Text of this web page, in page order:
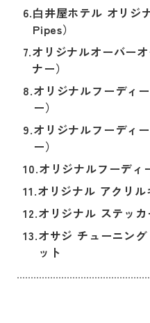
6.⽩井屋ホテル オリジ
Pipes）
7.オリジナルオーバー
ナー）
8.オリジナルフーディ
ー）
9.オリジナルフーディ
ー）
10.オリジナルフーディ
11.オリジナル アクリ
12.オリジナル ステッカ
13.オサジ チューニン
ット